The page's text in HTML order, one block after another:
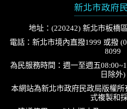
新北市政府
地址：(220242) 新北市板橋
電話：新北市境內直撥1999 或撥
8099
為民服務時間：週一至週五
日除外)
本網站為新北市政府民政局版權
式複製和